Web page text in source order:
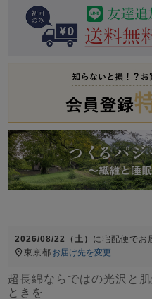
春 夏
すべての生地
作務衣
上着単品
ズボン単品
すべてのキッ
ズ
2026/08/22（土） に宅配便 でお
東京都 お届け先を変更
超長綿ならではの光沢と
ときを